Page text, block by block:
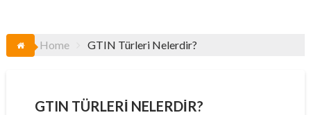
Home GTIN Türleri Nelerdir?
GTIN TÜRLERI NELERDIR?